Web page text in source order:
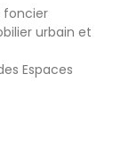
foncier
urbain et
Espaces